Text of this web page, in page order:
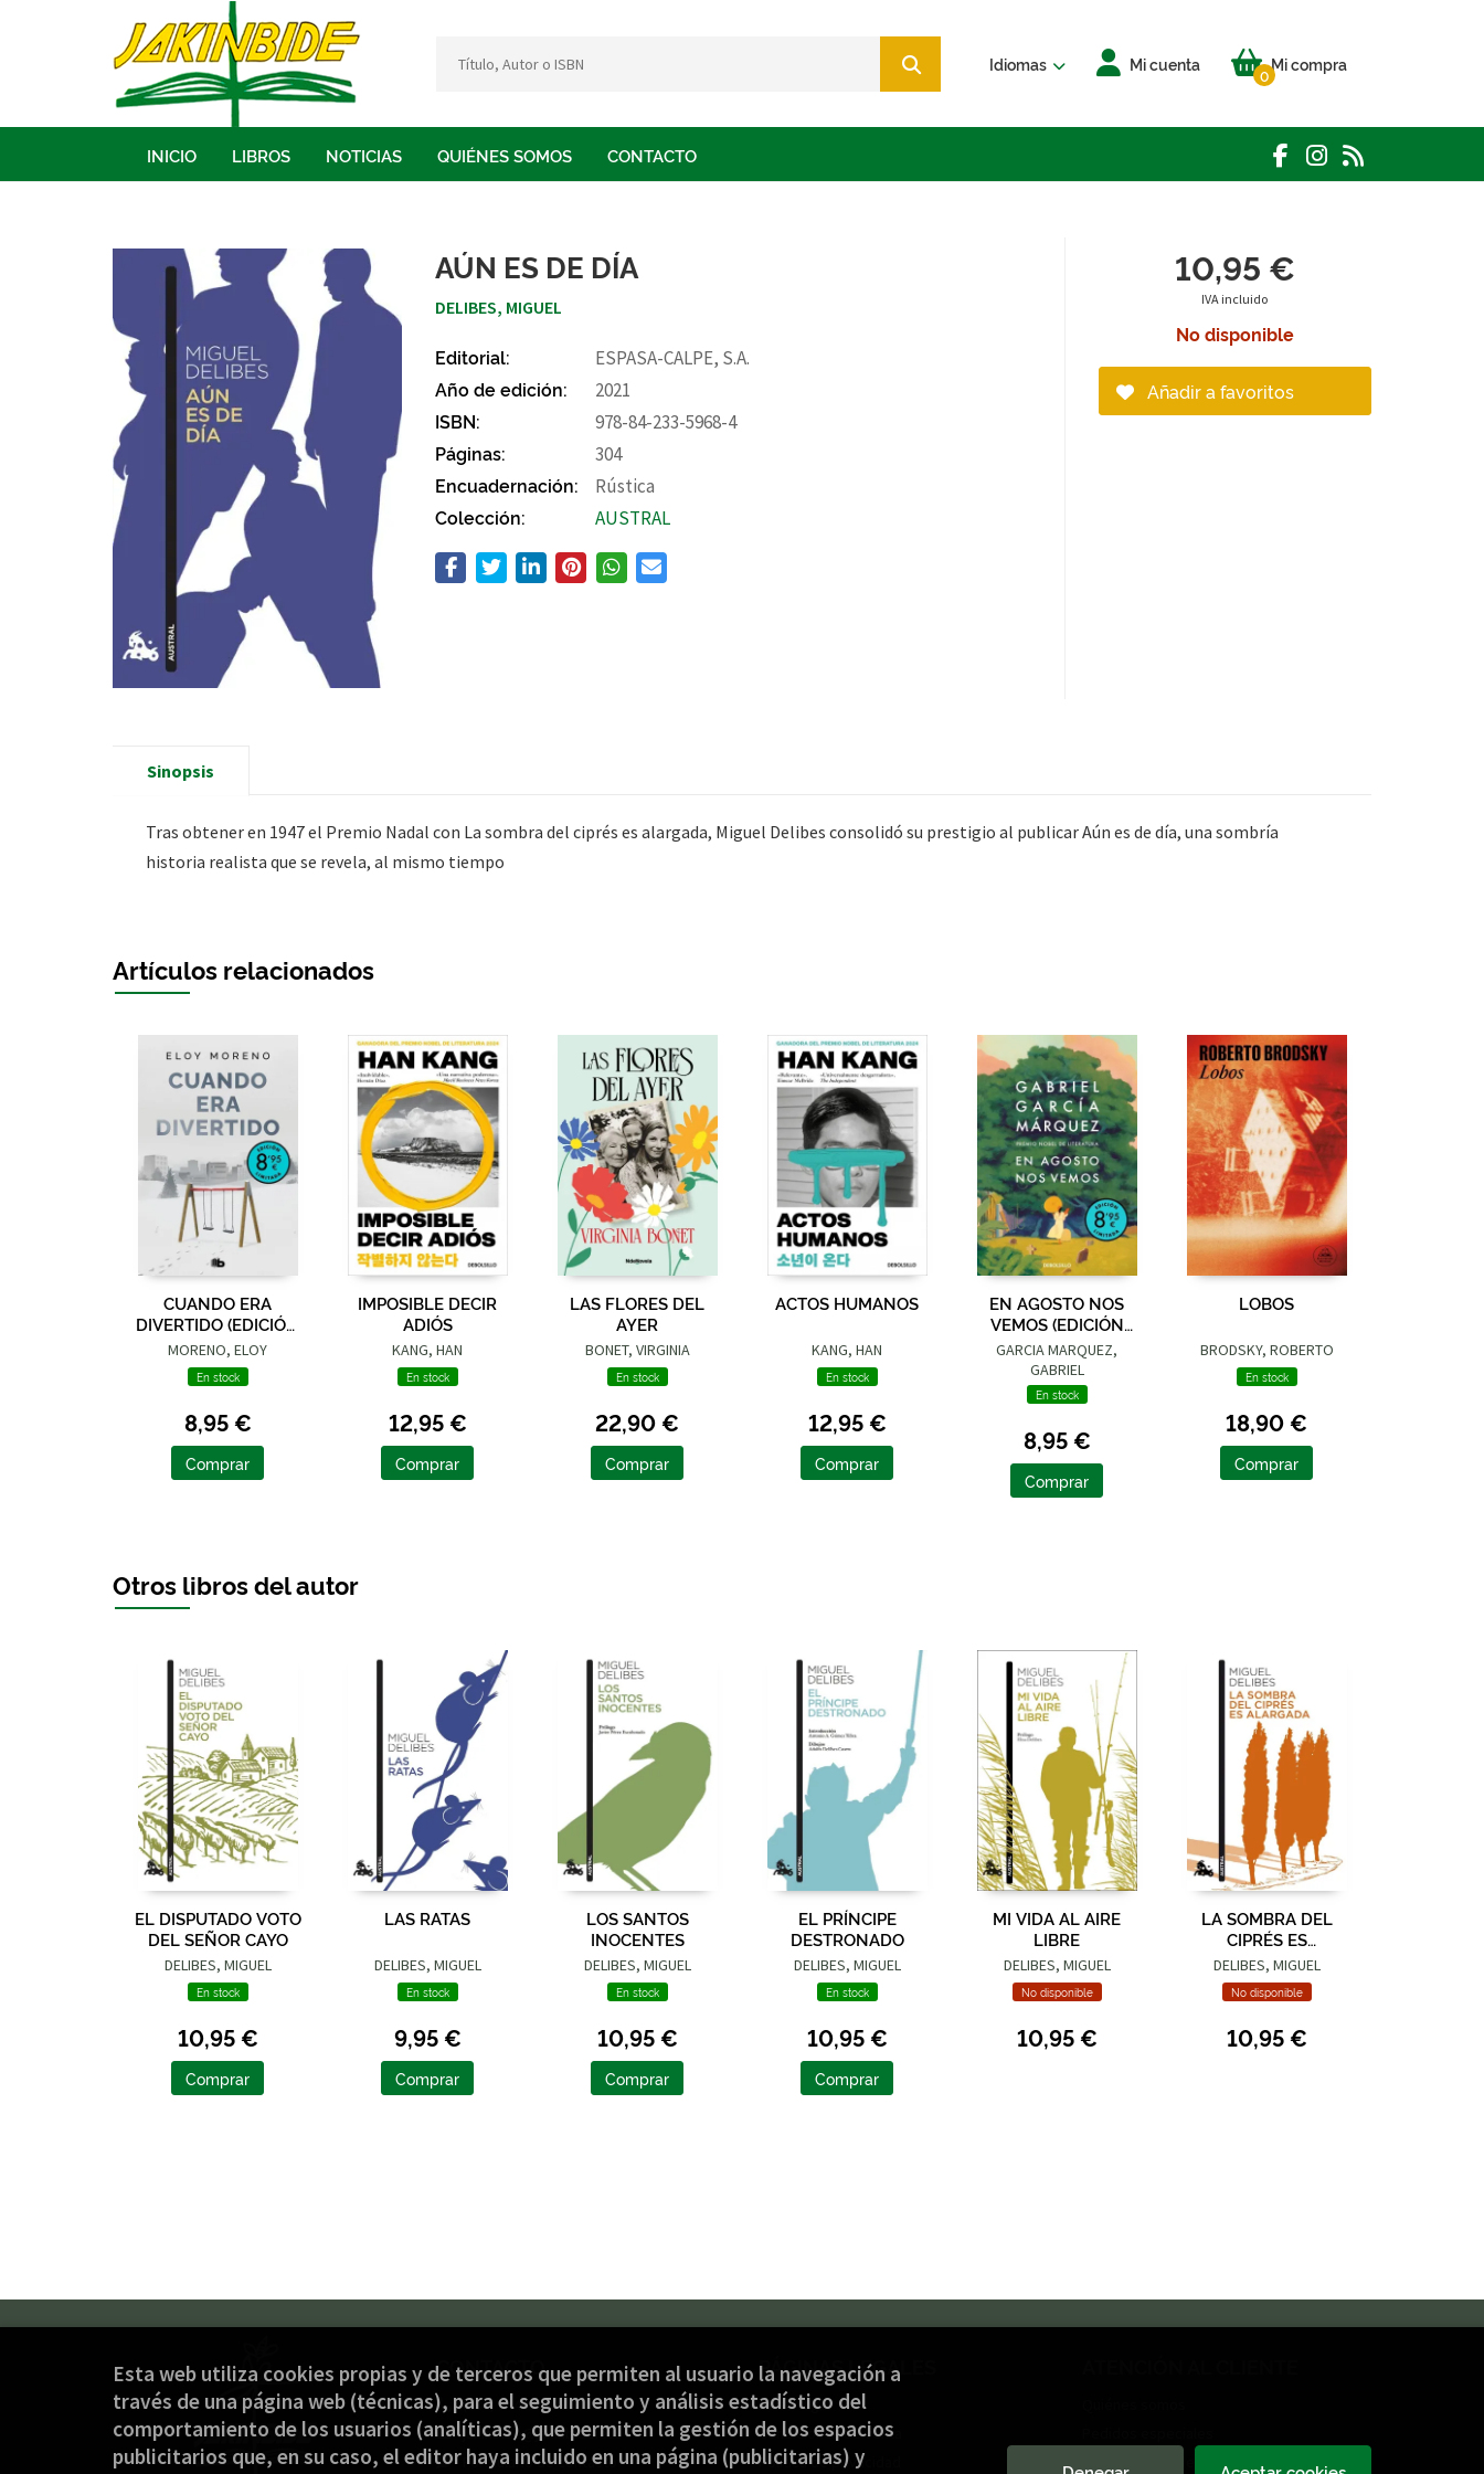
Idiomas Mi cuenta Mi compra
0
INICIO LIBROS NOTICIAS QUIÉNES SOMOS CONTACTO
AÚN ES DE DÍA
DELIBES, MIGUEL
Editorial:
ESPASA-CALPE, S.A.
Año de edición:
2021
ISBN:
978-84-233-5968-4
Páginas:
304
Encuadernación:
Rústica
Colección:
AUSTRAL
10,95 €
IVA incluido
No disponible
Añadir a favoritos
Sinopsis
Tras obtener en 1947 el Premio Nadal con La sombra del ciprés es alargada, Miguel Delibes consolidó su prestigio al publicar Aún es de día, una sombría
historia realista que se revela, al mismo tiempo
Artículos relacionados
CUANDO ERA
DIVERTIDO (EDICIÓN
LIMITADA · VERANO)
MORENO, ELOY
En stock
8,95 €
Comprar
IMPOSIBLE DECIR
ADIÓS
KANG, HAN
En stock
12,95 €
Comprar
LAS FLORES DEL
AYER
BONET, VIRGINIA
En stock
22,90 €
Comprar
ACTOS HUMANOS
KANG, HAN
En stock
12,95 €
Comprar
EN AGOSTO NOS
VEMOS (EDICIÓN
LIMITADA)
GARCIA MARQUEZ,
GABRIEL
En stock
8,95 €
Comprar
LOBOS
BRODSKY, ROBERTO
En stock
18,90 €
Comprar
Otros libros del autor
EL DISPUTADO VOTO
DEL SEÑOR CAYO
DELIBES, MIGUEL
En stock
10,95 €
Comprar
LAS RATAS
DELIBES, MIGUEL
En stock
9,95 €
Comprar
LOS SANTOS
INOCENTES
DELIBES, MIGUEL
En stock
10,95 €
Comprar
EL PRÍNCIPE
DESTRONADO
DELIBES, MIGUEL
En stock
10,95 €
Comprar
MI VIDA AL AIRE
LIBRE
DELIBES, MIGUEL
No disponible
10,95 €
LA SOMBRA DEL
CIPRÉS ES
ALARGADA
DELIBES, MIGUEL
No disponible
10,95 €
CONTACTO
(+34) 944 232 934
jakinbide@jakinbide.eus
Formulario de contacto
PÁGINAS LEGALES
Aviso legal
Condiciones de venta
Política de privacidad
Formulario de desistimiento
Esta web utiliza cookies propias y de terceros que permiten al usuario la navegación a
través de una página web (técnicas), para el seguimiento y análisis estadístico del
comportamiento de los usuarios (analíticas), que permiten la gestión de los espacios
publicitarios que, en su caso, el editor haya incluido en una página (publicitarias) y